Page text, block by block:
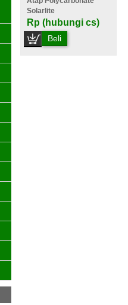
Solarlite
Rp (hubungi cs)
Beli